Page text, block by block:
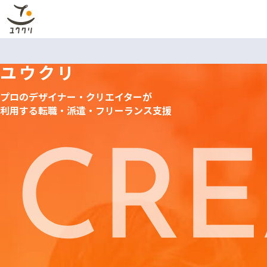
ユウクリ
プロのデザイナー・クリエイターが
利用する転職・派遣・フリーランス支援